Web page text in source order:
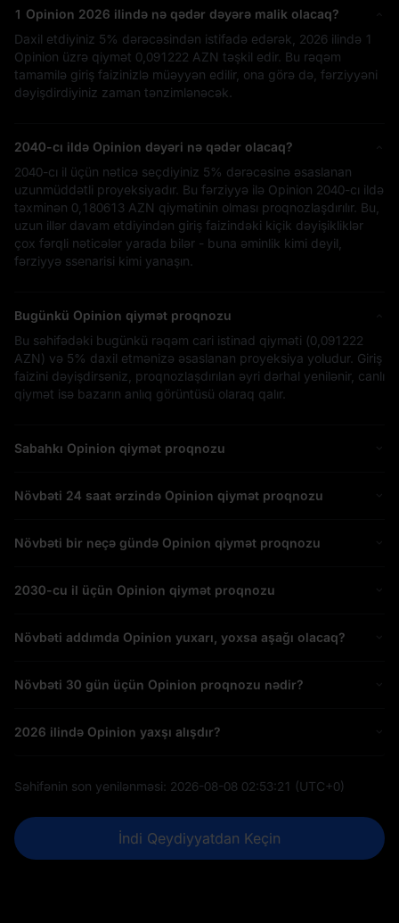
1 Opinion 2026 ilində nə qədər dəyərə malik olacaq?
Daxil etdiyiniz 5% dərəcəsindən istifadə edərək, 2026 ilində 1
Opinion üzrə qiymət 0,091222 AZN təşkil edir. Bu rəqəm
tamamilə giriş faizinizlə müəyyən edilir, ona görə də, fərziyyəni
dəyişdirdiyiniz zaman tənzimlənəcək.
2040-cı ildə Opinion dəyəri nə qədər olacaq?
2040-cı il üçün nəticə seçdiyiniz 5% dərəcəsinə əsaslanan
uzunmüddətli proyeksiyadır. Bu fərziyyə ilə Opinion 2040-cı ildə
təxminən 0,180613 AZN qiymətinin olması proqnozlaşdırılır. Bu,
uzun illər davam etdiyindən giriş faizindəki kiçik dəyişikliklər
çox fərqli nəticələr yarada bilər - buna əminlik kimi deyil,
fərziyyə ssenarisi kimi yanaşın.
Bugünkü Opinion qiymət proqnozu
Bu səhifədəki bugünkü rəqəm cari istinad qiyməti (0,091222
AZN) və 5% daxil etmənizə əsaslanan proyeksiya yoludur. Giriş
faizini dəyişdirsəniz, proqnozlaşdırılan əyri dərhal yenilənir, canlı
qiymət isə bazarın anlıq görüntüsü olaraq qalır.
Sabahkı Opinion qiymət proqnozu
Növbəti 24 saat ərzində Opinion qiymət proqnozu
Növbəti bir neçə gündə Opinion qiymət proqnozu
2030-cu il üçün Opinion qiymət proqnozu
Növbəti addımda Opinion yuxarı, yoxsa aşağı olacaq?
Növbəti 30 gün üçün Opinion proqnozu nədir?
2026 ilində Opinion yaxşı alışdır?
Səhifənin son yenilənməsi: 2026-08-08 02:53:21 (UTC+0)
İndi Qeydiyyatdan Keçin